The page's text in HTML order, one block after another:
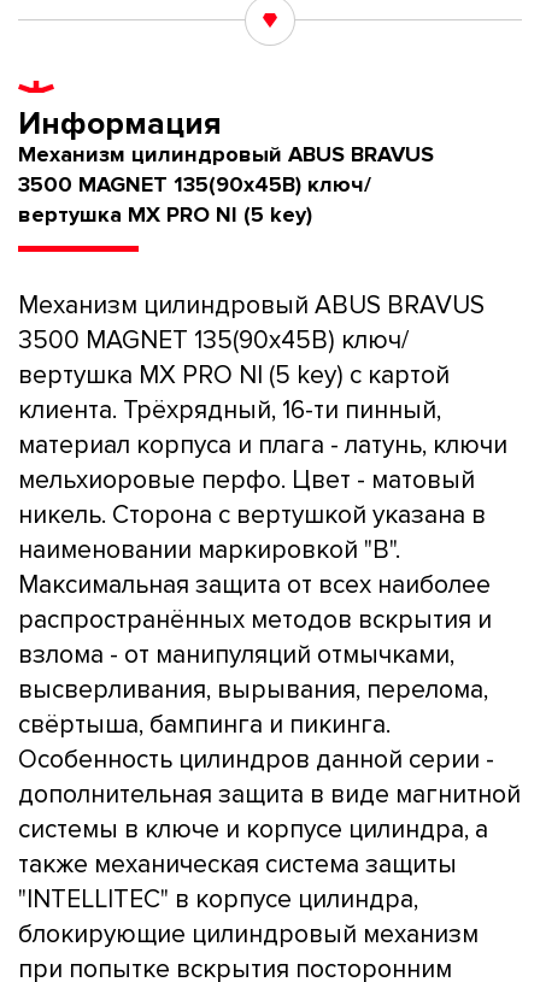
Информация
Механизм цилиндровый ABUS BRAVUS
3500 MAGNET 135(90x45В) ключ/
вертушка MX PRO NI (5 key)
Механизм цилиндровый ABUS BRAVUS
3500 MAGNET 135(90x45В) ключ/
вертушка MX PRO NI (5 key) с картой
клиента. Трёхрядный, 16-ти пинный,
материал корпуса и плага - латунь, ключи
мельхиоровые перфо. Цвет - матовый
никель. Сторона с вертушкой указана в
наименовании маркировкой "B".
Максимальная защита от всех наиболее
распространённых методов вскрытия и
взлома - от манипуляций отмычками,
высверливания, вырывания, перелома,
свёртыша, бампинга и пикинга.
Особенность цилиндров данной серии -
дополнительная защита в виде магнитной
системы в ключе и корпусе цилиндра, а
также механическая система защиты
"INTELLITEC" в корпусе цилиндра,
блокирующие цилиндровый механизм
при попытке вскрытия посторонним